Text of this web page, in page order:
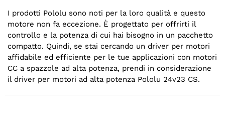
I prodotti Pololu sono noti per la loro qualità e questo
motore non fa eccezione. È progettato per offrirti il
controllo e la potenza di cui hai bisogno in un pacchetto
compatto. Quindi, se stai cercando un driver per motori
affidabile ed efficiente per le tue applicazioni con motori
CC a spazzole ad alta potenza, prendi in considerazione
il driver per motori ad alta potenza Pololu 24v23 CS.